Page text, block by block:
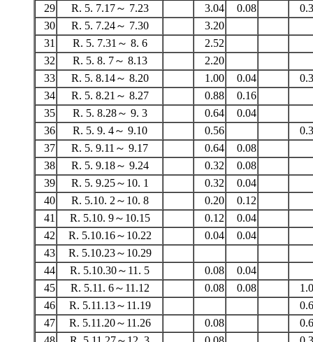
29
R. 5. 7.17～ 7.23 3.04 0.08
30
R. 5. 7.24～ 7.30
3.20
31
R. 5. 7.31～ 8. 6
2.52
32
R. 5. 8. 7～ 8.13
2.20
33
R. 5. 8.14～ 8.20 1.00 0.04
34
R. 5. 8.21～ 8.27 0.88
0.16
35
R. 5. 8.28～ 9. 3 0.64
0.04
36
R. 5. 9. 4～ 9.10 0.56
37
R. 5. 9.11～ 9.17 0.64
0.08
38
R. 5. 9.18～ 9.24 0.32
0.08
39
R. 5. 9.25～10. 1 0.32
0.04
40
R. 5.10. 2～10. 8 0.20
0.12
41
R. 5.10. 9～10.15 0.12
0.04
42
R. 5.10.16～10.22 0.04
0.04
43
R. 5.10.23～10.29
44
R. 5.10.30～11. 5 0.08
0.04
45
R. 5.11. 6～11.12 0.08 0.08
46
R. 5.11.13～11.19
47
R. 5.11.20～11.26 0.08